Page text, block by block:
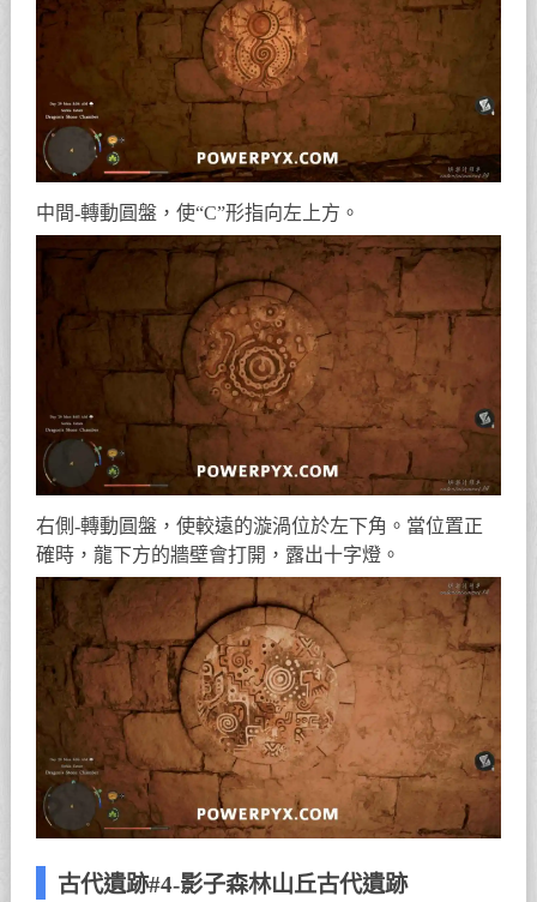
中間-轉動圓盤，使“C”形指向左上方。
右側-轉動圓盤，使較遠的漩渦位於左下角。當位置正
確時，龍下方的牆壁會打開，露出十字燈。
古代遺跡#4-影子森林山丘古代遺跡